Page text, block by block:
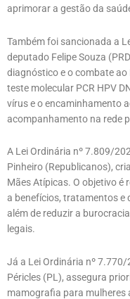
aprimorar a gestão da
Também foi sancionada a
deputado Felipe Souza
diagnóstico e o combate
teste molecular PCR HPV
vírus e o encaminhamento
acompanhamento na rede
A Lei Ordinária nº 7.809/
Pinheiro (Republicanos),
Mães Atípicas. O objetivo é
a benefícios, tratamentos e
além de reduzir a
legais.
Já a Lei Ordinária nº
Péricles (PL), assegura
mamografia para mulheres